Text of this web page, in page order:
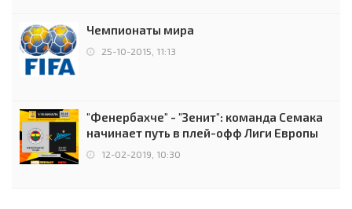
Чемпионаты мира
25-10-2015, 11:13
"Фенербахче" - "Зенит": команда Семака
начинает путь в плей-офф Лиги Европы
12-02-2019, 10:30